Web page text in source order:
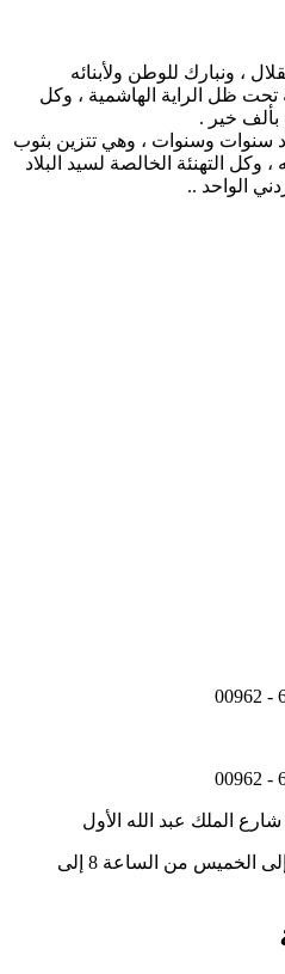
، ونبارك للوطن ولأبنائه
ظل الراية الهاشمية ، وكل
بألف خير .
سنوات وسنوات ، وهي تتزين بثوب
، وكل التهنئة الخالصة لسيد البلاد
الواحد ..
00962 -
00962 -
الملك عبد الله الأول
من الأحد إلى الخميس من الساعة 8 إلى